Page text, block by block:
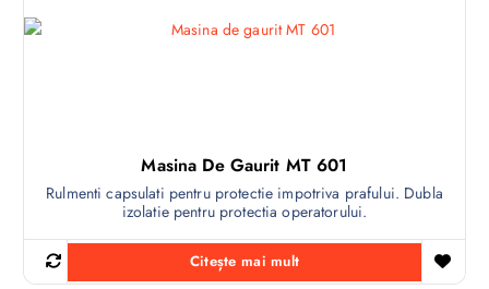
Masina De Gaurit MT 601
Rulmenti capsulati pentru protectie impotriva prafului. Dubla
izolatie pentru protectia operatorului.
Citește mai mult